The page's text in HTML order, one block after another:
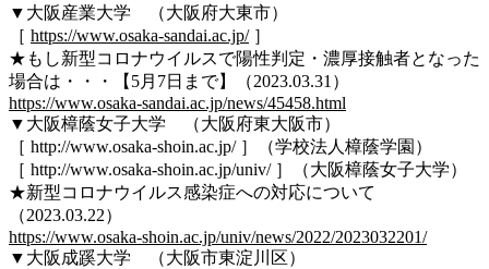
▼大阪産業大学 （大阪府大東市）
［ https://www.osaka-sandai.ac.jp/］
★もし新型コロナウイルスで陽性判定・濃厚接触者となった
場合は・・・【5月7日まで】（2023.03.31）
https://www.osaka-sandai.ac.jp/news/45458.html
▼大阪樟蔭女子大学 （大阪府東大阪市）
［ http://www.osaka-shoin.ac.jp/ ］（学校法人樟蔭学園）
［ http://www.osaka-shoin.ac.jp/univ/ ］（大阪樟蔭女子大学）
★新型コロナウイルス感染症への対応について
（2023.03.22）
https://www.osaka-shoin.ac.jp/univ/news/2022/2023032201/
▼大阪成蹊大学 （大阪市東淀川区）